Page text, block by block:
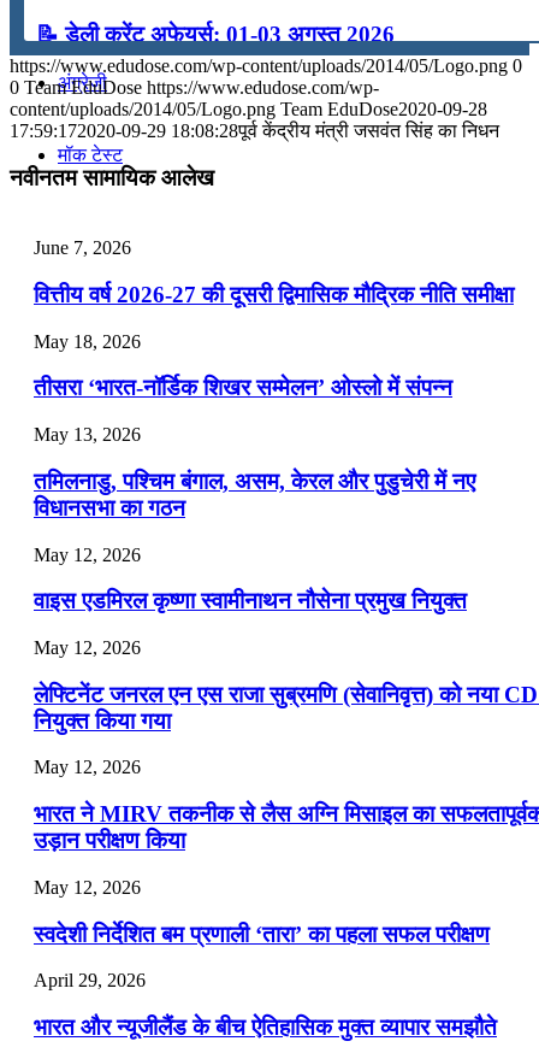
अंग्रेजी
मॉक टेस्ट
Menu Menu
📝 डेली करेंट अफेयर्स: 01-03 अगस्त 2026
July 31, 2026
📝 डेली करेंट अफेयर्स: 28-31 जुलाई 2026
July 28, 2026
📝 डेली करेंट अफेयर्स: 22-24 जुलाई 2026
📝 डेली करेंट अफेयर्स: 16-18 जुलाई 2026
https://www.edudose.com/wp-content/uploads/2014/05/Logo.png 0
0 Team EduDose https://www.edudose.com/wp-
content/uploads/2014/05/Logo.png Team EduDose2020-09-28
17:59:172020-09-29 18:08:28पूर्व केंद्रीय मंत्री जसवंत सिंह का निधन
नवीनतम सामायिक आलेख
June 7, 2026
वित्तीय वर्ष 2026-27 की दूसरी द्विमासिक मौद्रिक नीति समीक्षा
May 18, 2026
तीसरा ‘भारत-नॉर्डिक शिखर सम्मेलन’ ओस्लो में संपन्न
May 13, 2026
तमिलनाडु, पश्चिम बंगाल, असम, केरल और पुडुचेरी में नए
विधानसभा का गठन
May 12, 2026
वाइस एडमिरल कृष्णा स्वामीनाथन नौसेना प्रमुख नियुक्त
May 12, 2026
लेफ्टिनेंट जनरल एन एस राजा सुब्रमणि (सेवानिवृत्त) को नया
नियुक्त किया गया
May 12, 2026
भारत ने MIRV तकनीक से लैस अग्नि मिसाइल का
उड़ान परीक्षण किया
May 12, 2026
स्वदेशी निर्देशित बम प्रणाली ‘तारा’ का पहला सफल परीक्षण
April 29, 2026
भारत और न्यूजीलैंड के बीच ऐतिहासिक मुक्त व्यापार समझौते